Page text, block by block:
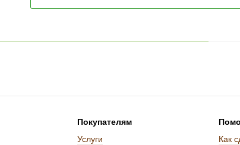
Покупателям
Услуги
Как